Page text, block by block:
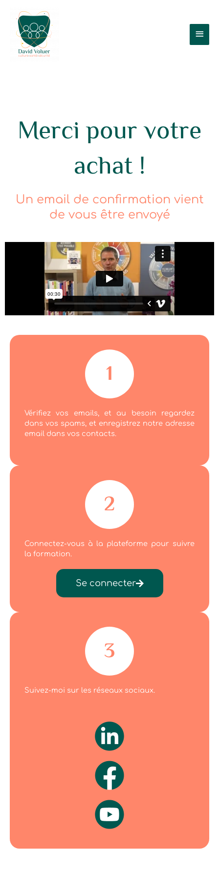
contenu
Merci pour votre
achat !
Un email de confirmation vient
de vous être envoyé
Vérifiez vos emails, et au besoin regardez
dans vos spams, et enregistrez notre adresse
email dans vos contacts.
Connectez-vous à la plateforme pour suivre
la formation.
Se connecter
Suivez-moi sur les réseaux sociaux.